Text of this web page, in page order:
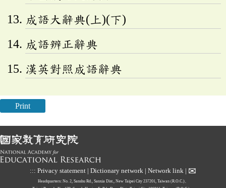
成語大辭典(上)(下)
成語辨正辭典
漢英對照成語辭典
Print
::: Privacy statement | Dictionary network | Network link | ✉
Headquarters: No. 2, Sanshu Rd., Sanxia Dist., New Taipei City 237201, Taiwan (R.O.C.)、